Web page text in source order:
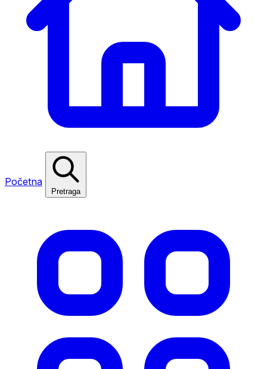
Početna
Pretraga